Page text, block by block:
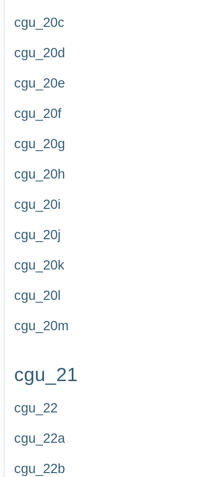
cgu_20c
cgu_20d
cgu_20e
cgu_20f
cgu_20g
cgu_20h
cgu_20i
cgu_20j
cgu_20k
cgu_20l
cgu_20m
cgu_21
cgu_22
cgu_22a
cgu_22b